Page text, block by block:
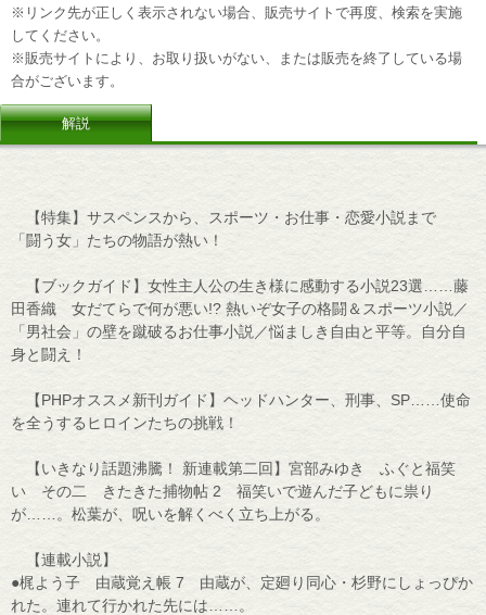
※リンク先が正しく表示されない場合、販売サイトで再度、検索を実施
してください。
※販売サイトにより、お取り扱いがない、または販売を終了している場
合がございます。
解説
【特集】サスペンスから、スポーツ・お仕事・恋愛小説まで
「闘う女」たちの物語が熱い！
【ブックガイド】女性主人公の生き様に感動する小説23選……藤
田香織 女だてらで何が悪い!? 熱いぞ女子の格闘＆スポーツ小説／
「男社会」の壁を蹴破るお仕事小説／悩ましき自由と平等。自分自
身と闘え！
【PHPオススメ新刊ガイド】ヘッドハンター、刑事、SP……使命
を全うするヒロインたちの挑戦！
【いきなり話題沸騰！ 新連載第二回】宮部みゆき ふぐと福笑
い その二 きたきた捕物帖 2 福笑いで遊んだ子どもに祟り
が……。松葉が、呪いを解くべく立ち上がる。
【連載小説】
●梶よう子 由蔵覚え帳 7 由蔵が、定廻り同心・杉野にしょっぴか
れた。連れて行かれた先には……。